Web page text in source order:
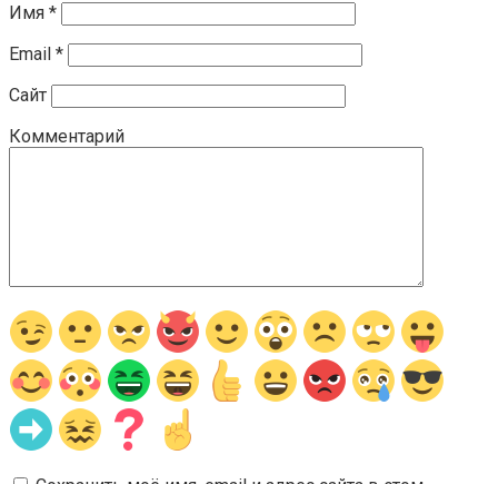
Имя *
Email *
Сайт
Комментарий